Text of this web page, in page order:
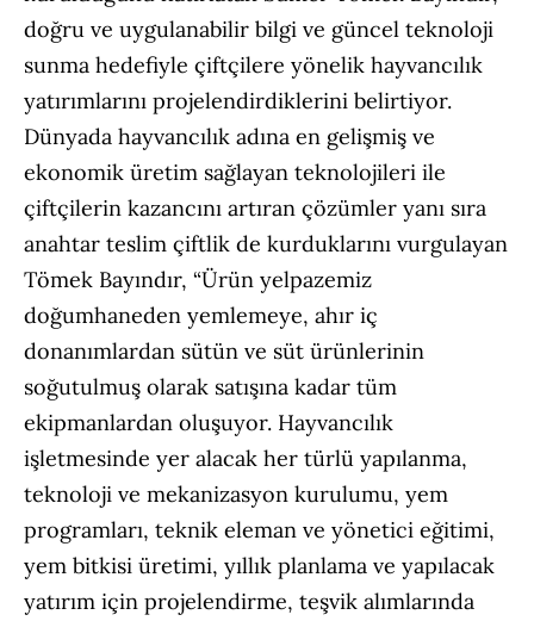
doğru ve uygulanabilir bilgi ve güncel teknoloji
sunma hedefiyle çiftçilere yönelik hayvancılık
yatırımlarını projelendirdiklerini belirtiyor.
Dünyada hayvancılık adına en gelişmiş ve
ekonomik üretim sağlayan teknolojileri ile
çiftçilerin kazancını artıran çözümler yanı sıra
anahtar teslim çiftlik de kurduklarını vurgulayan
Tömek Bayındır, “Ürün yelpazemiz
doğumhaneden yemlemeye, ahır iç
donanımlardan sütün ve süt ürünlerinin
soğutulmuş olarak satışına kadar tüm
ekipmanlardan oluşuyor. Hayvancılık
işletmesinde yer alacak her türlü yapılanma,
teknoloji ve mekanizasyon kurulumu, yem
programları, teknik eleman ve yönetici eğitimi,
yem bitkisi üretimi, yıllık planlama ve yapılacak
yatırım için projelendirme, teşvik alımlarında